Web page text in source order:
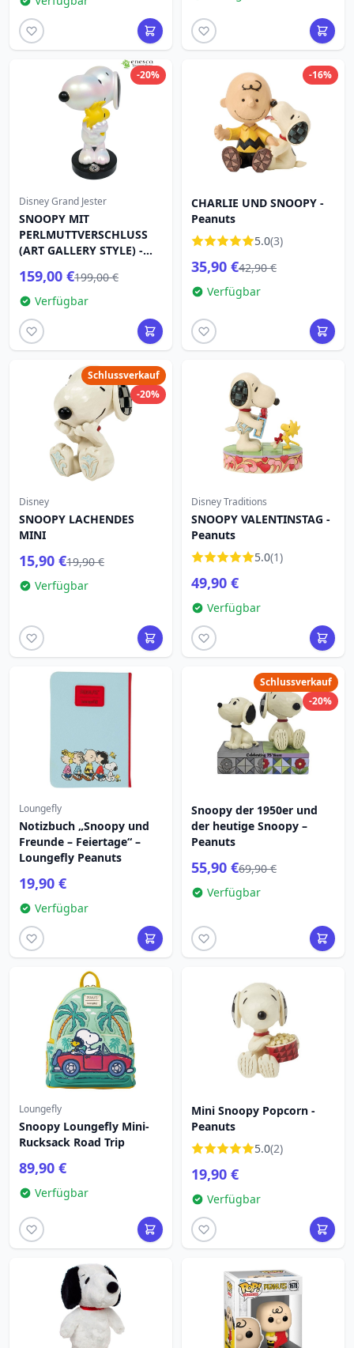
-20%
Disney Grand Jester
SNOOPY MIT
PERLMUTTVERSCHLUSS
(ART GALLERY STYLE) -
159,00 €199,00 €
Verfügbar
-16%
CHARLIE UND SNOOPY -
Peanuts
5.0(3)
35,90 €42,90 €
Verfügbar
Schlussverkauf
-20%
Disney
SNOOPY LACHENDES
MINI
15,90 €19,90 €
Verfügbar
Disney Traditions
SNOOPY VALENTINSTAG -
Peanuts
5.0(1)
49,90 €
Verfügbar
Loungefly
Notizbuch „Snoopy und
Freunde – Feiertage“ –
Loungefly Peanuts
19,90 €
Verfügbar
Schlussverkauf
-20%
Snoopy der 1950er und
der heutige Snoopy –
Peanuts
55,90 €69,90 €
Verfügbar
Loungefly
Snoopy Loungefly Mini-
Rucksack Road Trip
89,90 €
Verfügbar
Mini Snoopy Popcorn -
Peanuts
5.0(2)
19,90 €
Verfügbar